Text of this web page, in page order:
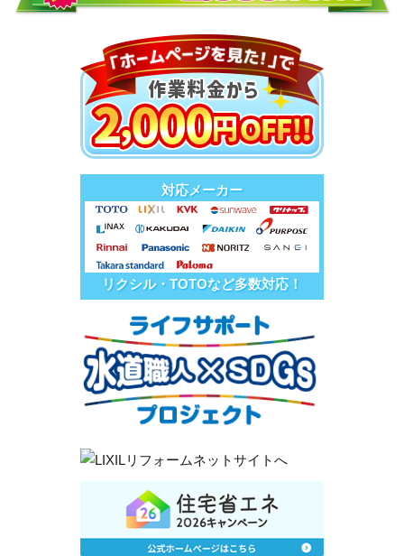
対応メーカー
リクシル・TOTOなど多数対応！